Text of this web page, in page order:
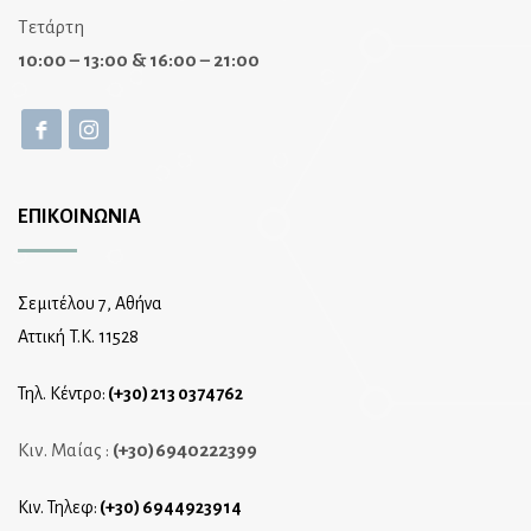
Τετάρτη
10:00 – 13:00 & 16:00 – 21:00
ΕΠΙΚΟΙΝΩΝΙΑ
Σεμιτέλου 7, Αθήνα
Αττική T.K. 11528
Τηλ. Κέντρο: (+30) 213 0374762
Κιν. Μαίας : (+30)6940222399
Κιν. Τηλεφ: (+30) 6944923914